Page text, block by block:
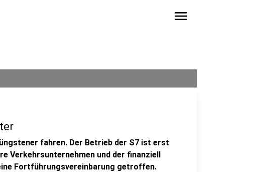
menu
fahren. Der Betrieb der S7 ist erst
Verkehrsunternehmen und der finanziell
Fortführungsvereinbarung getroffen.